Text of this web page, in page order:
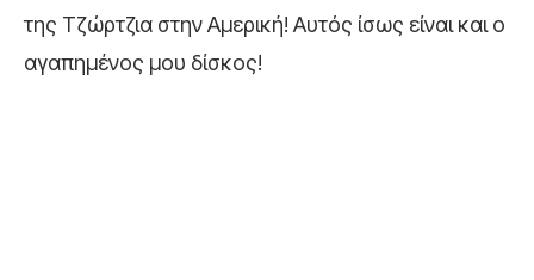
της Τζώρτζια στην Αμερική! Αυτός ίσως είναι και ο
αγαπημένος μου δίσκος!